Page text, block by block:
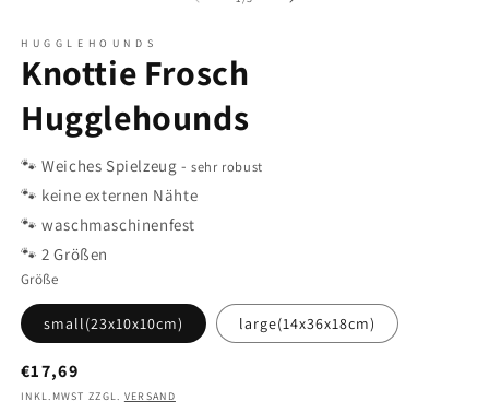
H U G G L E H O U N D S
Knottie Frosch
Hugglehounds
🐾 Weiches Spielzeug -sehr robust
🐾 keine externen Nähte
🐾 waschmaschinenfest
🐾 2 Größen
Größe
small(23x10x10cm) large(14x36x18cm)
Normaler
Preis
€17,69
INKL.MWST ZZGL. VERSAND